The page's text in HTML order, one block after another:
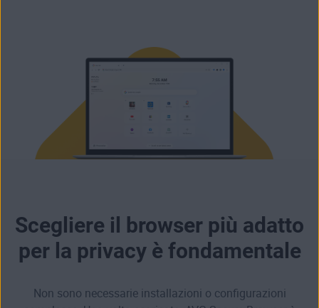
Scegliere il browser più adatto
per la privacy è fondamentale
Non sono necessarie installazioni o configurazioni